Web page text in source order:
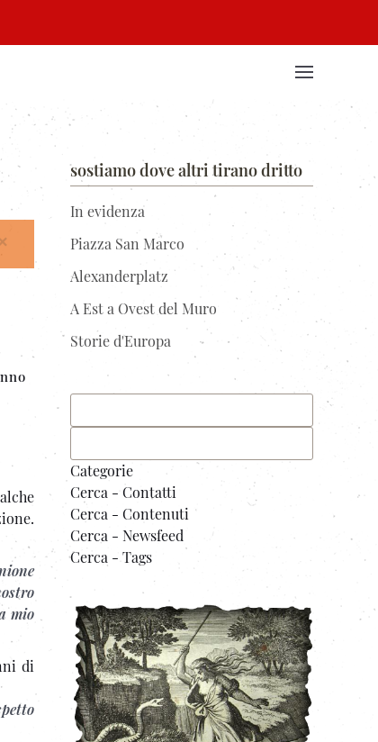
mio
di
sostiamo dove altri tirano dritto
In evidenza
Piazza San Marco
Alexanderplatz
A Est a Ovest del Muro
Storie d'Europa
Categorie
Cerca - Contatti
Cerca - Contenuti
Cerca - Newsfeed
Cerca - Tags